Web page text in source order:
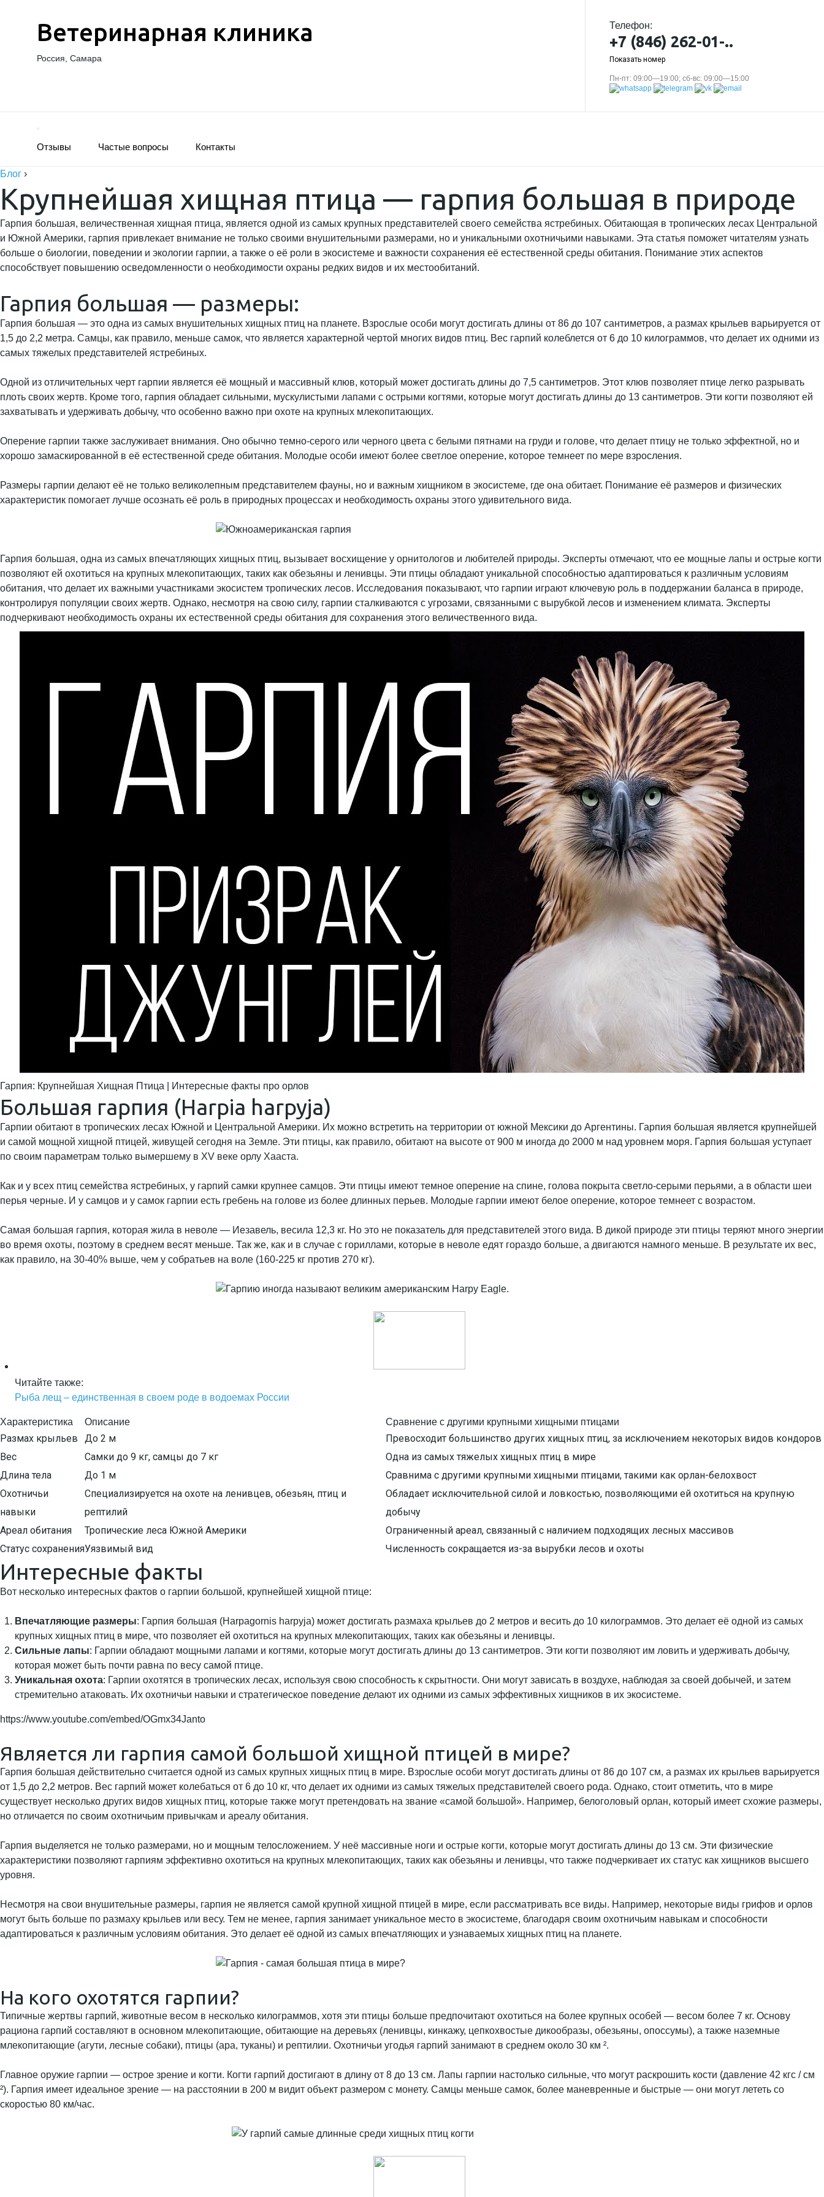
Ветеринарная клиника
Россия, Самара
Телефон:
+7 (846) 262-01-..
Показать номер
Пн-пт: 09:00—19:00; сб-вс: 09:00—15:00
Отзывы Частые вопросы Контакты
Блог ›
Крупнейшая хищная птица — гарпия большая в природе
Гарпия большая, величественная хищная птица, является одной из самых крупных представителей своего семейства ястребиных. Обитающая в тропических лесах Центральной
и Южной Америки, гарпия привлекает внимание не только своими внушительными размерами, но и уникальными охотничьими навыками. Эта статья поможет читателям узнать
больше о биологии, поведении и экологии гарпии, а также о её роли в экосистеме и важности сохранения её естественной среды обитания. Понимание этих аспектов
способствует повышению осведомленности о необходимости охраны редких видов и их местообитаний.
Гарпия большая — размеры:
Гарпия большая — это одна из самых внушительных хищных птиц на планете. Взрослые особи могут достигать длины от 86 до 107 сантиметров, а размах крыльев варьируется от
1,5 до 2,2 метра. Самцы, как правило, меньше самок, что является характерной чертой многих видов птиц. Вес гарпий колеблется от 6 до 10 килограммов, что делает их одними из
самых тяжелых представителей ястребиных.
Одной из отличительных черт гарпии является её мощный и массивный клюв, который может достигать длины до 7,5 сантиметров. Этот клюв позволяет птице легко разрывать
плоть своих жертв. Кроме того, гарпия обладает сильными, мускулистыми лапами с острыми когтями, которые могут достигать длины до 13 сантиметров. Эти когти позволяют ей
захватывать и удерживать добычу, что особенно важно при охоте на крупных млекопитающих.
Оперение гарпии также заслуживает внимания. Оно обычно темно-серого или черного цвета с белыми пятнами на груди и голове, что делает птицу не только эффектной, но и
хорошо замаскированной в её естественной среде обитания. Молодые особи имеют более светлое оперение, которое темнеет по мере взросления.
Размеры гарпии делают её не только великолепным представителем фауны, но и важным хищником в экосистеме, где она обитает. Понимание её размеров и физических
характеристик помогает лучше осознать её роль в природных процессах и необходимость охраны этого удивительного вида.
Гарпия большая, одна из самых впечатляющих хищных птиц, вызывает восхищение у орнитологов и любителей природы. Эксперты отмечают, что ее мощные лапы и острые когти
позволяют ей охотиться на крупных млекопитающих, таких как обезьяны и ленивцы. Эти птицы обладают уникальной способностью адаптироваться к различным условиям
обитания, что делает их важными участниками экосистем тропических лесов. Исследования показывают, что гарпии играют ключевую роль в поддержании баланса в природе,
контролируя популяции своих жертв. Однако, несмотря на свою силу, гарпии сталкиваются с угрозами, связанными с вырубкой лесов и изменением климата. Эксперты
подчеркивают необходимость охраны их естественной среды обитания для сохранения этого величественного вида.
Гарпия: Крупнейшая Хищная Птица | Интересные факты про орлов
Большая гарпия (Harpia harpyja)
Гарпии обитают в тропических лесах Южной и Центральной Америки. Их можно встретить на территории от южной Мексики до Аргентины. Гарпия большая является крупнейшей
и самой мощной хищной птицей, живущей сегодня на Земле. Эти птицы, как правило, обитают на высоте от 900 м иногда до 2000 м над уровнем моря. Гарпия большая уступает
по своим параметрам только вымершему в XV веке орлу Хааста.
Как и у всех птиц семейства ястребиных, у гарпий самки крупнее самцов. Эти птицы имеют темное оперение на спине, голова покрыта светло-серыми перьями, а в области шеи
перья черные. И у самцов и у самок гарпии есть гребень на голове из более длинных перьев. Молодые гарпии имеют белое оперение, которое темнеет с возрастом.
Самая большая гарпия, которая жила в неволе — Иезавель, весила 12,3 кг. Но это не показатель для представителей этого вида. В дикой природе эти птицы теряют много энергии
во время охоты, поэтому в среднем весят меньше. Так же, как и в случае с гориллами, которые в неволе едят гораздо больше, а двигаются намного меньше. В результате их вес,
как правило, на 30-40% выше, чем у собратьев на воле (160-225 кг против 270 кг).
Читайте также:
Рыба лещ – единственная в своем роде в водоемах России
Характеристика Описание Сравнение с другими крупными хищными птицами
Размах крыльев До 2 м
Превосходит большинство других хищных птиц, за исключением некоторых видов кондоров
Вес
Самки до 9 кг, самцы до 7 кг
Одна из самых тяжелых хищных птиц в мире
Длина тела
До 1 м
Сравнима с другими крупными хищными птицами, такими как орлан-белохвост
Охотничьи
навыки
Специализируется на охоте на ленивцев, обезьян, птиц и
рептилий
Обладает исключительной силой и ловкостью, позволяющими ей охотиться на крупную
добычу
Ареал обитания
Тропические леса Южной Америки
Ограниченный ареал, связанный с наличием подходящих лесных массивов
Статус сохраненияУязвимый вид Численность сокращается из-за вырубки лесов и охоты
Интересные факты
Вот несколько интересных фактов о гарпии большой, крупнейшей хищной птице:
Впечатляющие размеры: Гарпия большая (Harpagornis harpyja) может достигать размаха крыльев до 2 метров и весить до 10 килограммов. Это делает её одной из самых
крупных хищных птиц в мире, что позволяет ей охотиться на крупных млекопитающих, таких как обезьяны и ленивцы.
Сильные лапы: Гарпии обладают мощными лапами и когтями, которые могут достигать длины до 13 сантиметров. Эти когти позволяют им ловить и удерживать добычу,
которая может быть почти равна по весу самой птице.
Уникальная охота: Гарпии охотятся в тропических лесах, используя свою способность к скрытности. Они могут зависать в воздухе, наблюдая за своей добычей, и затем
стремительно атаковать. Их охотничьи навыки и стратегическое поведение делают их одними из самых эффективных хищников в их экосистеме.
https://www.youtube.com/embed/OGmx34Janto
Является ли гарпия самой большой хищной птицей в мире?
Гарпия большая действительно считается одной из самых крупных хищных птиц в мире. Взрослые особи могут достигать длины от 86 до 107 см, а размах их крыльев варьируется
от 1,5 до 2,2 метров. Вес гарпий может колебаться от 6 до 10 кг, что делает их одними из самых тяжелых представителей своего рода. Однако, стоит отметить, что в мире
существует несколько других видов хищных птиц, которые также могут претендовать на звание «самой большой». Например, белоголовый орлан, который имеет схожие размеры,
но отличается по своим охотничьим привычкам и ареалу обитания.
Гарпия выделяется не только размерами, но и мощным телосложением. У неё массивные ноги и острые когти, которые могут достигать длины до 13 см. Эти физические
характеристики позволяют гарпиям эффективно охотиться на крупных млекопитающих, таких как обезьяны и ленивцы, что также подчеркивает их статус как хищников высшего
уровня.
Несмотря на свои внушительные размеры, гарпия не является самой крупной хищной птицей в мире, если рассматривать все виды. Например, некоторые виды грифов и орлов
могут быть больше по размаху крыльев или весу. Тем не менее, гарпия занимает уникальное место в экосистеме, благодаря своим охотничьим навыкам и способности
адаптироваться к различным условиям обитания. Это делает её одной из самых впечатляющих и узнаваемых хищных птиц на планете.
На кого охотятся гарпии?
Типичные жертвы гарпий, животные весом в несколько килограммов, хотя эти птицы больше предпочитают охотиться на более крупных особей — весом более 7 кг. Основу
рациона гарпий составляют в основном млекопитающие, обитающие на деревьях (ленивцы, кинкажу, цепкохвостые дикообразы, обезьяны, опоссумы), а также наземные
млекопитающие (агути, лесные собаки), птицы (ара, туканы) и рептилии. Охотничьи угодья гарпий занимают в среднем около 30 км ².
Главное оружие гарпии — острое зрение и когти. Когти гарпий достигают в длину от 8 до 13 см. Лапы гарпии настолько сильные, что могут раскрошить кости (давление 42 кгс / см
²). Гарпия имеет идеальное зрение — на расстоянии в 200 м видит объект размером с монету. Самцы меньше самок, более маневренные и быстрые — они могут лететь со
скоростью 80 км/час.